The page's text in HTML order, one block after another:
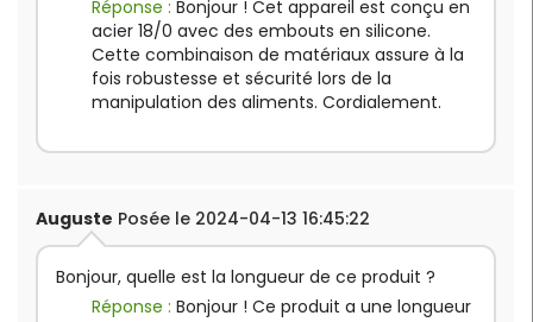
Réponse : Bonjour ! Cet appareil est conçu en
acier 18/0 avec des embouts en silicone.
Cette combinaison de matériaux assure à la
fois robustesse et sécurité lors de la
manipulation des aliments. Cordialement.
Auguste Posée le 2024-04-13 16:45:22
Bonjour, quelle est la longueur de ce produit ?
Réponse : Bonjour ! Ce produit a une longueur